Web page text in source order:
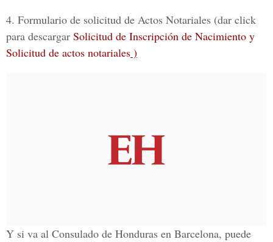
4. Formulario de solicitud de Actos Notariales (dar click
para descargar Solicitud de Inscripción de Nacimiento y
Solicitud de actos notariales )
Y si va al Consulado de Honduras en Barcelona, puede